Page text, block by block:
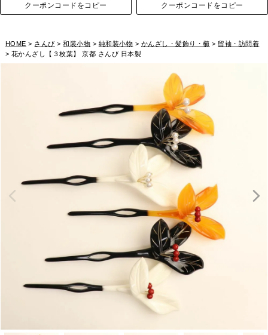
クーポンコードをコピー クーポンコードをコピー
HOME さんび 和装小物 純和装小物 かんざし・髪飾り・櫛
留袖・訪問着
花かんざし【３枚葉】 京都 さんび 日本製